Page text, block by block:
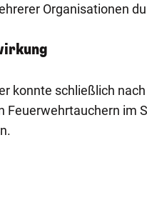
Organisationen
konnte schließlich
Feuerwehrtauchern im